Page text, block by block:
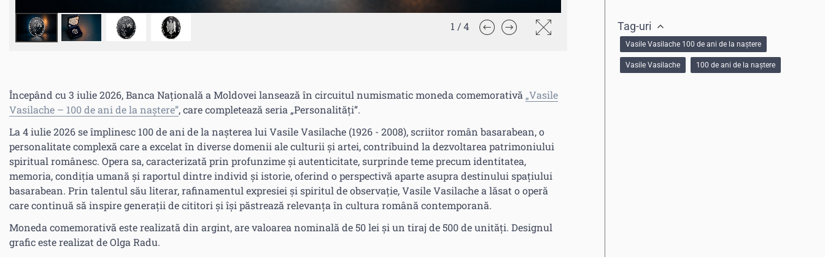
1 /4
Începând cu 3 iulie 2026, Banca Națională a Moldovei lansează în circuitul numismatic moneda comemorativă „Vasile
Vasilache – 100 de ani de la naștere”, care completează seria „Personalități”.
La 4 iulie 2026 se împlinesc 100 de ani de la nașterea lui Vasile Vasilache (1926 - 2008), scriitor român basarabean, o
personalitate complexă care a excelat în diverse domenii ale culturii și artei, contribuind la dezvoltarea patrimoniului
spiritual românesc. Opera sa, caracterizată prin profunzime și autenticitate, surprinde teme precum identitatea,
memoria, condiția umană și raportul dintre individ și istorie, oferind o perspectivă aparte asupra destinului spațiului
basarabean. Prin talentul său literar, rafinamentul expresiei și spiritul de observație, Vasile Vasilache a lăsat o operă
care continuă să inspire generații de cititori și își păstrează relevanța în cultura română contemporană.
Moneda comemorativă este realizată din argint, are valoarea nominală de 50 lei și un tiraj de 500 de unități. Designul
grafic este realizat de Olga Radu.
Tag-uri
Vasile Vasilache 100 de ani de la naștere
Vasile Vasilache 100 de ani de la naștere